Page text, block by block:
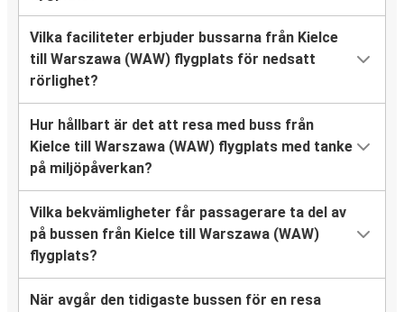
Vilka faciliteter erbjuder bussarna från Kielce
till Warszawa (WAW) flygplats för nedsatt
rörlighet?
Hur hållbart är det att resa med buss från
Kielce till Warszawa (WAW) flygplats med tanke
på miljöpåverkan?
Vilka bekvämligheter får passagerare ta del av
på bussen från Kielce till Warszawa (WAW)
flygplats?
När avgår den tidigaste bussen för en resa